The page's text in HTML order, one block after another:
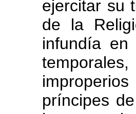
ejercitar su
de la
infundía
príncipes